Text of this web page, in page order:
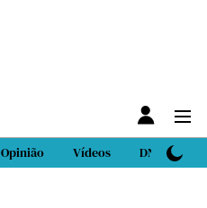
Opinião Vídeos DN Sport